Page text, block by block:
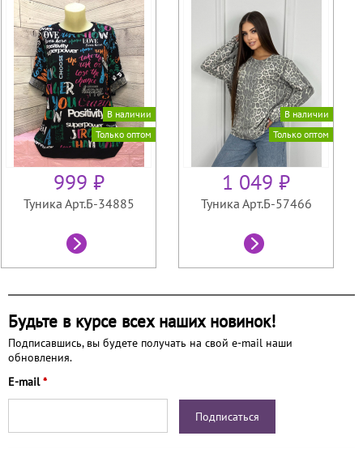
В наличии
Только оптом
999 ₽
Туника Арт.Б-34885
В наличии
Только оптом
1 049 ₽
Туника Арт.Б-57466
Будьте в курсе всех наших новинок!
Подписавшись, вы будете получать на свой e-mail наши
обновления.
E-mail*